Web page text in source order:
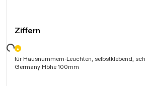
Ziffern
für Hausnummern-Leuchten, selbstklebend,
Germany Höhe 100mm